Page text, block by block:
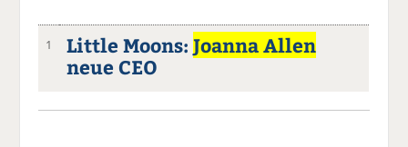
1 Little Moons:Joanna Allen
neue CEO